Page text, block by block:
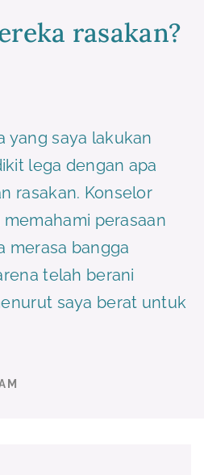
rasakan?
yang saya lakukan
lega dengan apa
rasakan. Konselor
perasaan
merasa bangga
telah berani
saya berat untuk